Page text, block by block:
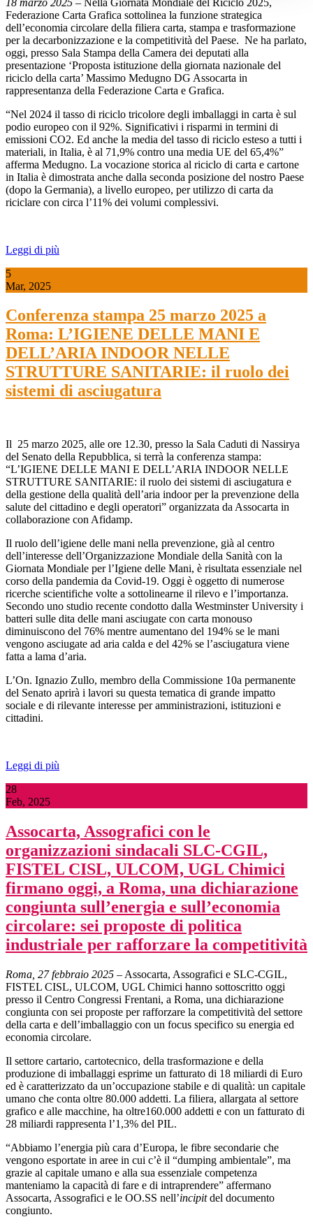
Federazione Carta Grafica sottolinea la funzione strategica
dell’economia circolare della filiera carta, stampa e trasformazione
per la decarbonizzazione e la competitività del Paese. Ne ha parlato,
oggi, presso Sala Stampa della Camera dei deputati alla
presentazione ‘Proposta istituzione della giornata nazionale del
riciclo della carta’ Massimo Medugno DG Assocarta in
rappresentanza della Federazione Carta e Grafica.
“Nel 2024 il tasso di riciclo tricolore degli imballaggi in carta è sul
podio europeo con il 92%. Significativi i risparmi in termini di
emissioni CO2. Ed anche la media del tasso di riciclo esteso a tutti i
materiali, in Italia, è al 71,9% contro una media UE del 65,4%”
afferma Medugno. La vocazione storica al riciclo di carta e cartone
in Italia è dimostrata anche dalla seconda posizione del nostro Paese
(dopo la Germania), a livello europeo, per utilizzo di carta da
riciclare con circa l’11% dei volumi complessivi.
Leggi di più
5
Mar, 2025
Conferenza stampa 25 marzo 2025 a
Roma: L’IGIENE DELLE MANI E
DELL’ARIA INDOOR NELLE
STRUTTURE SANITARIE: il ruolo dei
sistemi di asciugatura
Il 25 marzo 2025, alle ore 12.30, presso la Sala Caduti di Nassirya
del Senato della Repubblica, si terrà la conferenza stampa:
“L’IGIENE DELLE MANI E DELL’ARIA INDOOR NELLE
STRUTTURE SANITARIE: il ruolo dei sistemi di asciugatura e
della gestione della qualità dell’aria indoor per la prevenzione della
salute del cittadino e degli operatori” organizzata da Assocarta in
collaborazione con Afidamp.
Il ruolo dell’igiene delle mani nella prevenzione, già al centro
dell’interesse dell’Organizzazione Mondiale della Sanità con la
Giornata Mondiale per l’Igiene delle Mani, è risultata essenziale nel
corso della pandemia da Covid-19. Oggi è oggetto di numerose
ricerche scientifiche volte a sottolinearne il rilevo e l’importanza.
Secondo uno studio recente condotto dalla Westminster University i
batteri sulle dita delle mani asciugate con carta monouso
diminuiscono del 76% mentre aumentano del 194% se le mani
vengono asciugate ad aria calda e del 42% se l’asciugatura viene
fatta a lama d’aria.
L’On. Ignazio Zullo, membro della Commissione 10a permanente
del Senato aprirà i lavori su questa tematica di grande impatto
sociale e di rilevante interesse per amministrazioni, istituzioni e
cittadini.
Leggi di più
28
Feb, 2025
Assocarta, Assografici con le
organizzazioni sindacali SLC-CGIL,
FISTEL CISL, ULCOM, UGL Chimici
firmano oggi, a Roma, una dichiarazione
congiunta sull’energia e sull’economia
circolare: sei proposte di politica
industriale per rafforzare la competitività
Roma, 27 febbraio 2025 – Assocarta, Assografici e SLC-CGIL,
FISTEL CISL, ULCOM, UGL Chimici hanno sottoscritto oggi
presso il Centro Congressi Frentani, a Roma, una dichiarazione
congiunta con sei proposte per rafforzare la competitività del settore
della carta e dell’imballaggio con un focus specifico su energia ed
economia circolare.
Il settore cartario, cartotecnico, della trasformazione e della
produzione di imballaggi esprime un fatturato di 18 miliardi di Euro
ed è caratterizzato da un’occupazione stabile e di qualità: un capitale
umano che conta oltre 80.000 addetti. La filiera, allargata al settore
grafico e alle macchine, ha oltre160.000 addetti e con un fatturato di
28 miliardi rappresenta l’1,3% del PIL.
“Abbiamo l’energia più cara d’Europa, le fibre secondarie che
vengono esportate in aree in cui c’è il “dumping ambientale”, ma
grazie al capitale umano e alla sua essenziale competenza
manteniamo la capacità di fare e di intraprendere” affermano
Assocarta, Assografici e le OO.SS nell’incipitdel documento
congiunto.